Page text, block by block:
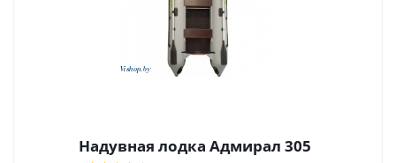
Надувная лодка Адмирал 305